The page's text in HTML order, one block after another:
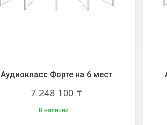
Аудиокласс Форте на 6 мест
7 248 100 ₸
В наличии